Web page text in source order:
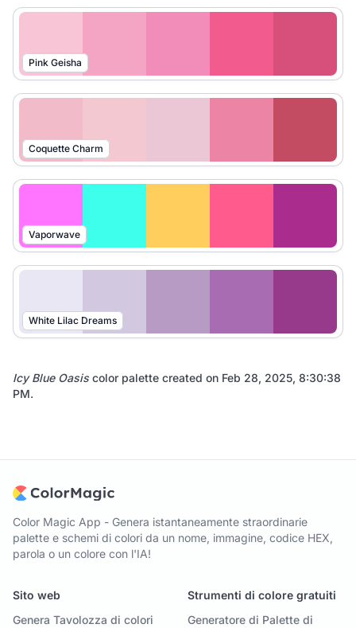
Pink Geisha
Coquette Charm
Vaporwave
White Lilac Dreams
Icy Blue Oasis color palette created on Feb 28, 2025, 8:30:38
PM.
Color Magic App - Genera istantaneamente straordinarie
palette e schemi di colori da un nome, immagine, codice HEX,
parola o un colore con l'IA!
Sito web
Genera Tavolozza di colori
Strumenti di colore gratuiti
Generatore di Palette di